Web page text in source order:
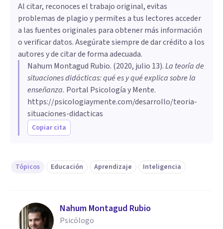
Al citar, reconoces el trabajo original, evitas
problemas de plagio y permites a tus lectores acceder
a las fuentes originales para obtener más información
o verificar datos. Asegúrate siempre de dar crédito a los
autores y de citar de forma adecuada.
Nahum Montagud Rubio. (2020, julio 13).La teoría de
situaciones didácticas: qué es y qué explica sobre la
enseñanza. Portal Psicología y Mente.
https://psicologiaymente.com/desarrollo/teoria-
situaciones-didacticas
Copiar cita
Tópicos Educación Aprendizaje Inteligencia
Nahum Montagud Rubio
Psicólogo